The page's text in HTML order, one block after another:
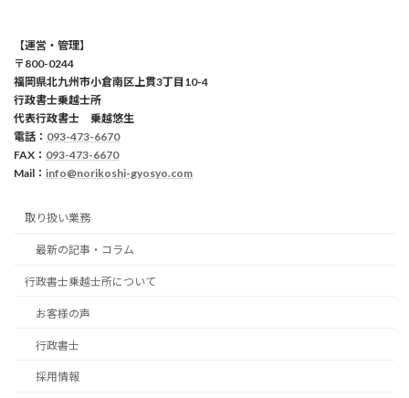
【運営・管理】
〒800-0244
福岡県北九州市小倉南区上貫3丁目10-4
行政書士乗越士所
代表行政書士 乗越悠生
電話： 093-473-6670
FAX： 093-473-6670
Mail： info@norikoshi-gyosyo.com
取り扱い業務
最新の記事・コラム
行政書士乗越士所について
お客様の声
行政書士
採用情報